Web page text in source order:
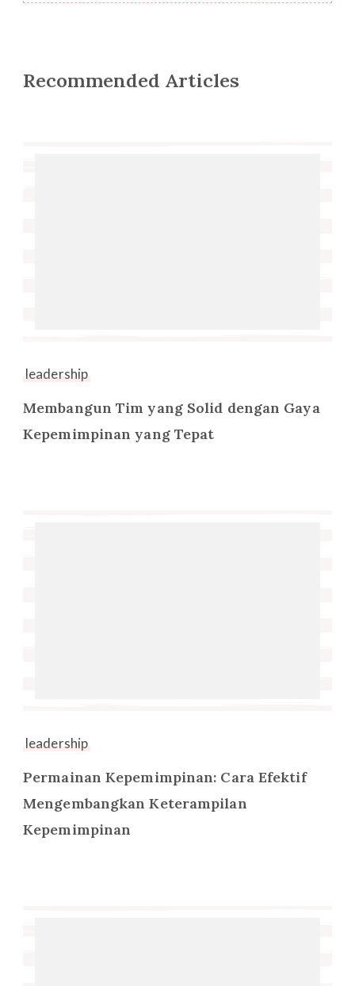
Recommended Articles
leadership
Membangun Tim yang Solid dengan Gaya
Kepemimpinan yang Tepat
leadership
Permainan Kepemimpinan: Cara Efektif
Mengembangkan Keterampilan
Kepemimpinan